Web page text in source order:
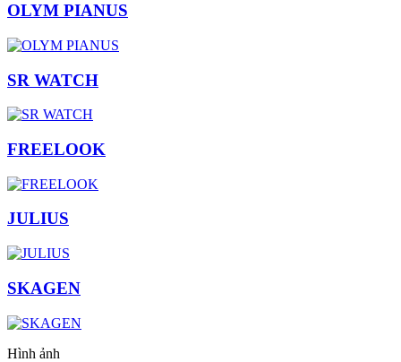
OLYM PIANUS
SR WATCH
FREELOOK
JULIUS
SKAGEN
Hình ảnh